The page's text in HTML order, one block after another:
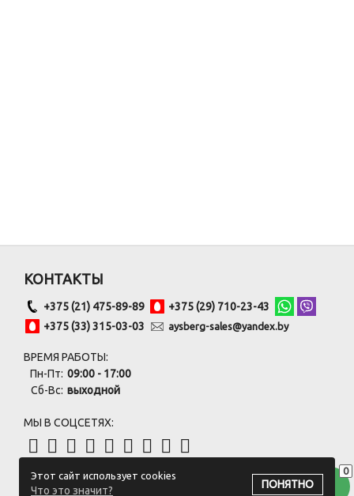
0
Этот сайт использует cookies
Что это значит?
ПОНЯТНО
КОНТАКТЫ
+375 (21) 475-89-89
+375 (29) 710-23-43
+375 (33) 315-03-03
aysberg-sales@yandex.by
ВРЕМЯ РАБОТЫ:
Пн-Пт: 09:00 - 17:00
Сб-Вс: выходной
МЫ В СОЦСЕТЯХ:
ПОДПИСАТЬСЯ НА РАССЫЛКУ